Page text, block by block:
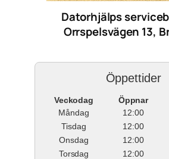
Datorhjälps
Orrspelsvägen 13,
Öppettider
Veckodag Öppnar
Måndag
12:00
Tisdag
12:00
Onsdag
12:00
Torsdag
12:00